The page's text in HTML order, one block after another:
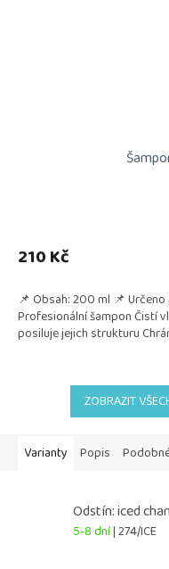
210 Kč
📌 Obsah: 200 ml 📌
Profesionální šampon Čistí
posiluje jejich strukturu
ZOBRAZIT
Varianty Popis
Odstín: iced
5-8 dní| 274/ICE